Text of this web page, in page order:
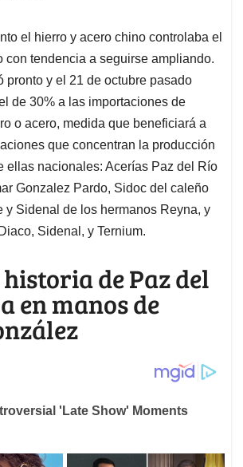
el hierro y acero chino controlaba el
con tendencia a seguirse ampliando.
pronto y el 21 de octubre pasado
de 30% a las importaciones de
o acero, medida que beneficiará a
que concentran la producción
ellas nacionales: Acerías Paz del Río
Gonzalez Pardo, Sidoc del caleño
y Sidenal de los hermanos Reyna, y
Sidenal, y Ternium.
de Paz del
en manos de